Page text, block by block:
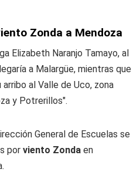
Zonda a Mendoza
Elizabeth Naranjo Tamayo, al
a Malargüe, mientras que
al Valle de Uco, zona
y Potrerillos".
General de Escuelas se
por viento Zonda en